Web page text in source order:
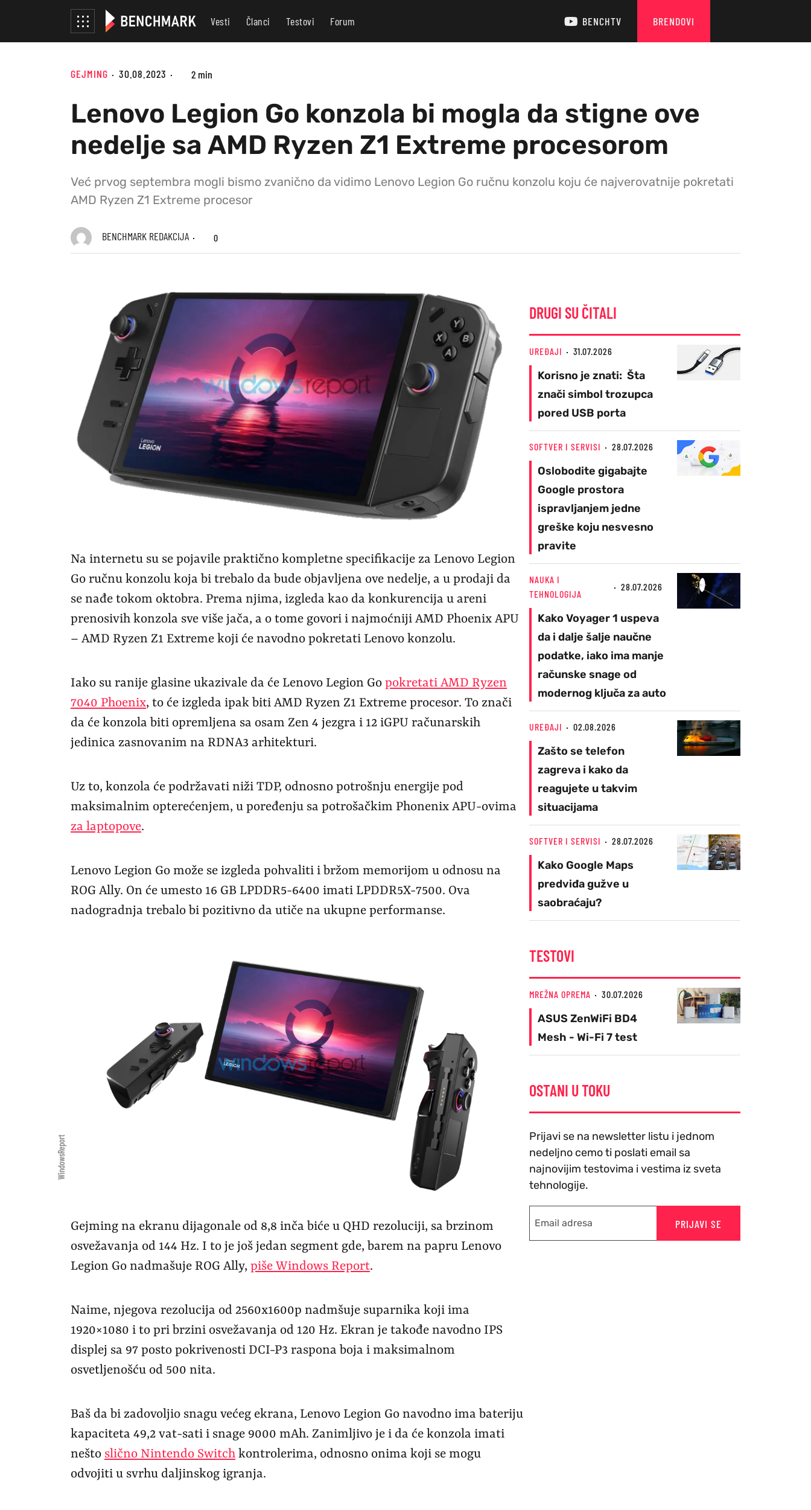
Vesti Članci Testovi Forum BENCHTV BRENDOVI
GEJMING 30.08.2023 2 min
Lenovo Legion Go konzola bi mogla da stigne ove
nedelje sa AMD Ryzen Z1 Extreme procesorom
Već prvog septembra mogli bismo zvanično da vidimo Lenovo Legion Go ručnu konzolu koju će najverovatnije pokretati
AMD Ryzen Z1 Extreme procesor
BENCHMARK REDAKCIJA 0
Na internetu su se pojavile praktično kompletne specifikacije za Lenovo Legion
Go ručnu konzolu koja bi trebalo da bude objavljena ove nedelje, a u prodaji da
se nađe tokom oktobra. Prema njima, izgleda kao da konkurencija u areni
prenosivih konzola sve više jača, a o tome govori i najmoćniji AMD Phoenix APU
– AMD Ryzen Z1 Extreme koji će navodno pokretati Lenovo konzolu.
Iako su ranije glasine ukazivale da će Lenovo Legion Go pokretati AMD Ryzen
7040 Phoenix, to će izgleda ipak biti AMD Ryzen Z1 Extreme procesor. To znači
da će konzola biti opremljena sa osam Zen 4 jezgra i 12 iGPU računarskih
jedinica zasnovanim na RDNA3 arhitekturi.
Uz to, konzola će podržavati niži TDP, odnosno potrošnju energije pod
maksimalnim opterećenjem, u poređenju sa potrošačkim Phonenix APU-ovima
za laptopove.
Lenovo Legion Go može se izgleda pohvaliti i bržom memorijom u odnosu na
ROG Ally. On će umesto 16 GB LPDDR5-6400 imati LPDDR5X-7500. Ova
nadogradnja trebalo bi pozitivno da utiče na ukupne performanse.
WindowsReport
Gejming na ekranu dijagonale od 8,8 inča biće u QHD rezoluciji, sa brzinom
osvežavanja od 144 Hz. I to je još jedan segment gde, barem na papru Lenovo
Legion Go nadmašuje ROG Ally, piše Windows Report.
Naime, njegova rezolucija od 2560x1600p nadmšuje suparnika koji ima
1920×1080 i to pri brzini osvežavanja od 120 Hz. Ekran je takođe navodno IPS
displej sa 97 posto pokrivenosti DCI-P3 raspona boja i maksimalnom
osvetljenošću od 500 nita.
Baš da bi zadovoljio snagu većeg ekrana, Lenovo Legion Go navodno ima bateriju
kapaciteta 49,2 vat-sati i snage 9000 mAh. Zanimljivo je i da će konzola imati
nešto slično Nintendo Switch kontrolerima, odnosno onima koji se mogu
odvojiti u svrhu daljinskog igranja.
DRUGI SU ČITALI
UREĐAJI 31.07.2026
Korisno je znati: Šta
znači simbol trozupca
pored USB porta
SOFTVER I SERVISI 28.07.2026
Oslobodite gigabajte
Google prostora
ispravljanjem jedne
greške koju nesvesno
pravite
NAUKA I
TEHNOLOGIJA
28.07.2026
Kako Voyager 1 uspeva
da i dalje šalje naučne
podatke, iako ima manje
računske snage od
modernog ključa za auto
UREĐAJI 02.08.2026
Zašto se telefon
zagreva i kako da
reagujete u takvim
situacijama
SOFTVER I SERVISI 28.07.2026
Kako Google Maps
predviđa gužve u
saobraćaju?
TESTOVI
MREŽNA OPREMA 30.07.2026
ASUS ZenWiFi BD4
Mesh - Wi-Fi 7 test
OSTANI U TOKU
Prijavi se na newsletter listu i jednom
nedeljno cemo ti poslati email sa
najnovijim testovima i vestima iz sveta
tehnologije.
PRIJAVI SE